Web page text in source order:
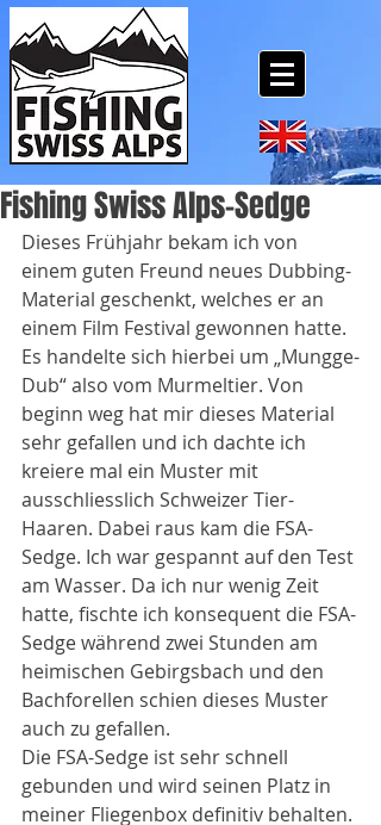
Fishing Swiss Alps-Sedge
Dieses Frühjahr bekam ich von
einem guten Freund neues Dubbing-
Material geschenkt, welches er an
einem Film Festival gewonnen hatte.
Es handelte sich hierbei um „Mungge-
Dub“ also vom Murmeltier. Von
beginn weg hat mir dieses Material
sehr gefallen und ich dachte ich
kreiere mal ein Muster mit
ausschliesslich Schweizer Tier-
Haaren. Dabei raus kam die FSA-
Sedge. Ich war gespannt auf den Test
am Wasser. Da ich nur wenig Zeit
hatte, fischte ich konsequent die FSA-
Sedge während zwei Stunden am
heimischen Gebirgsbach und den
Bachforellen schien dieses Muster
auch zu gefallen.
Die FSA-Sedge ist sehr schnell
gebunden und wird seinen Platz in
meiner Fliegenbox definitiv behalten.